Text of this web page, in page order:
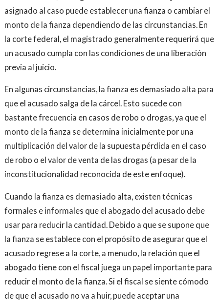
asignado al caso puede establecer una fianza o cambiar el
monto de la fianza dependiendo de las circunstancias. En
la corte federal, el magistrado generalmente requerirá que
un acusado cumpla con las condiciones de una liberación
previa al juicio.
En algunas circunstancias, la fianza es demasiado alta para
que el acusado salga de la cárcel. Esto sucede con
bastante frecuencia en casos de robo o drogas, ya que el
monto de la fianza se determina inicialmente por una
multiplicación del valor de la supuesta pérdida en el caso
de robo o el valor de venta de las drogas (a pesar de la
inconstitucionalidad reconocida de este enfoque).
Cuando la fianza es demasiado alta, existen técnicas
formales e informales que el abogado del acusado debe
usar para reducir la cantidad. Debido a que se supone que
la fianza se establece con el propósito de asegurar que el
acusado regrese a la corte, a menudo, la relación que el
abogado tiene con el fiscal juega un papel importante para
reducir el monto de la fianza. Si el fiscal se siente cómodo
de que el acusado no va a huir, puede aceptar una